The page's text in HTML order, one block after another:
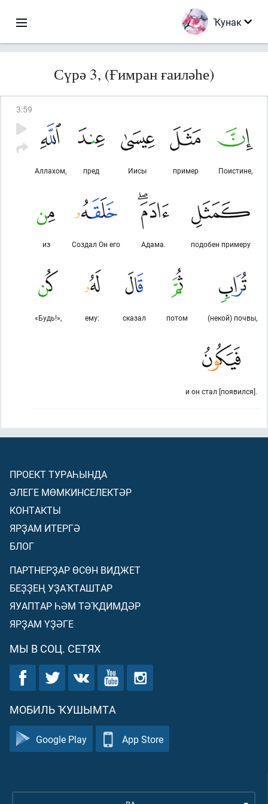
Ҡунак
Сүрә 3, (Ғимран ғаиләһе)
3:59
Поистине,
пример
Иисы
пред
Аллахом,
подобен примеру
Адама.
Создал Он его
из
(некой) почвы,
потом
сказал
ему:
«Будь!»,
и он стал [появился].
ПРОЕКТ ТУРАҺЫНДА
ӘЛЕГЕ МӨМКИНСЕЛЕКТӘР
КОНТАКТЫ
ЯРҘАМ ИТЕРГӘ
БЛОГ
ПАРТНЕРҘАР ӨСӨН ВИДЖЕТ
БЕҘҘЕҢ УҘАҠТАШТАР
ЯУАПТАР ҺӘМ ТӘҠДИМДӘР
ЯРҘАМ ҮҘӘГЕ
МЫ В СОЦ. СЕТЯХ
МОБИЛЬ ҠУШЫМТА
Google Play App Store